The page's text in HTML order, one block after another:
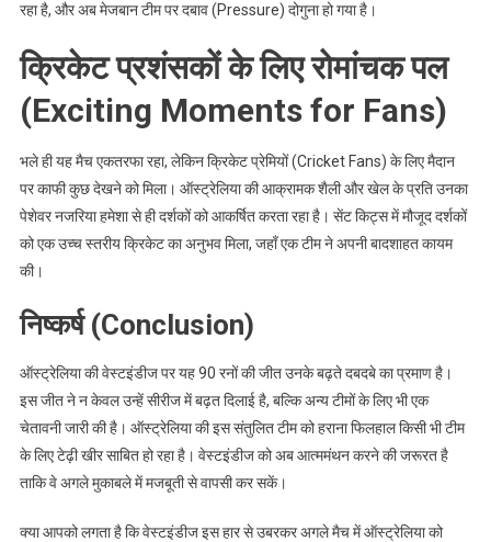
रहा है, और अब मेजबान टीम पर दबाव (Pressure) दोगुना हो गया है।
क्रिकेट प्रशंसकों के लिए रोमांचक पल
(Exciting Moments for Fans)
भले ही यह मैच एकतरफा रहा, लेकिन क्रिकेट प्रेमियों (Cricket Fans) के लिए मैदान
पर काफी कुछ देखने को मिला। ऑस्ट्रेलिया की आक्रामक शैली और खेल के प्रति उनका
पेशेवर नजरिया हमेशा से ही दर्शकों को आकर्षित करता रहा है। सेंट किट्स में मौजूद दर्शकों
को एक उच्च स्तरीय क्रिकेट का अनुभव मिला, जहाँ एक टीम ने अपनी बादशाहत कायम
की।
निष्कर्ष (Conclusion)
ऑस्ट्रेलिया की वेस्टइंडीज पर यह 90 रनों की जीत उनके बढ़ते दबदबे का प्रमाण है।
इस जीत ने न केवल उन्हें सीरीज में बढ़त दिलाई है, बल्कि अन्य टीमों के लिए भी एक
चेतावनी जारी की है। ऑस्ट्रेलिया की इस संतुलित टीम को हराना फिलहाल किसी भी टीम
के लिए टेढ़ी खीर साबित हो रहा है। वेस्टइंडीज को अब आत्ममंथन करने की जरूरत है
ताकि वे अगले मुकाबले में मजबूती से वापसी कर सकें।
क्या आपको लगता है कि वेस्टइंडीज इस हार से उबरकर अगले मैच में ऑस्ट्रेलिया को